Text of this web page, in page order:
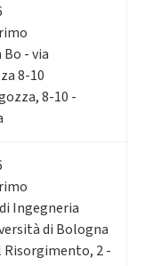
- via
8-10
8-10 -
Ingegneria
di Bologna
Risorgimento, 2 -